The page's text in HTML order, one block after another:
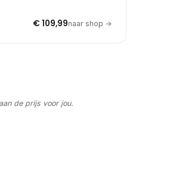
€ 109,99naar shop →
de prijs voor jou.